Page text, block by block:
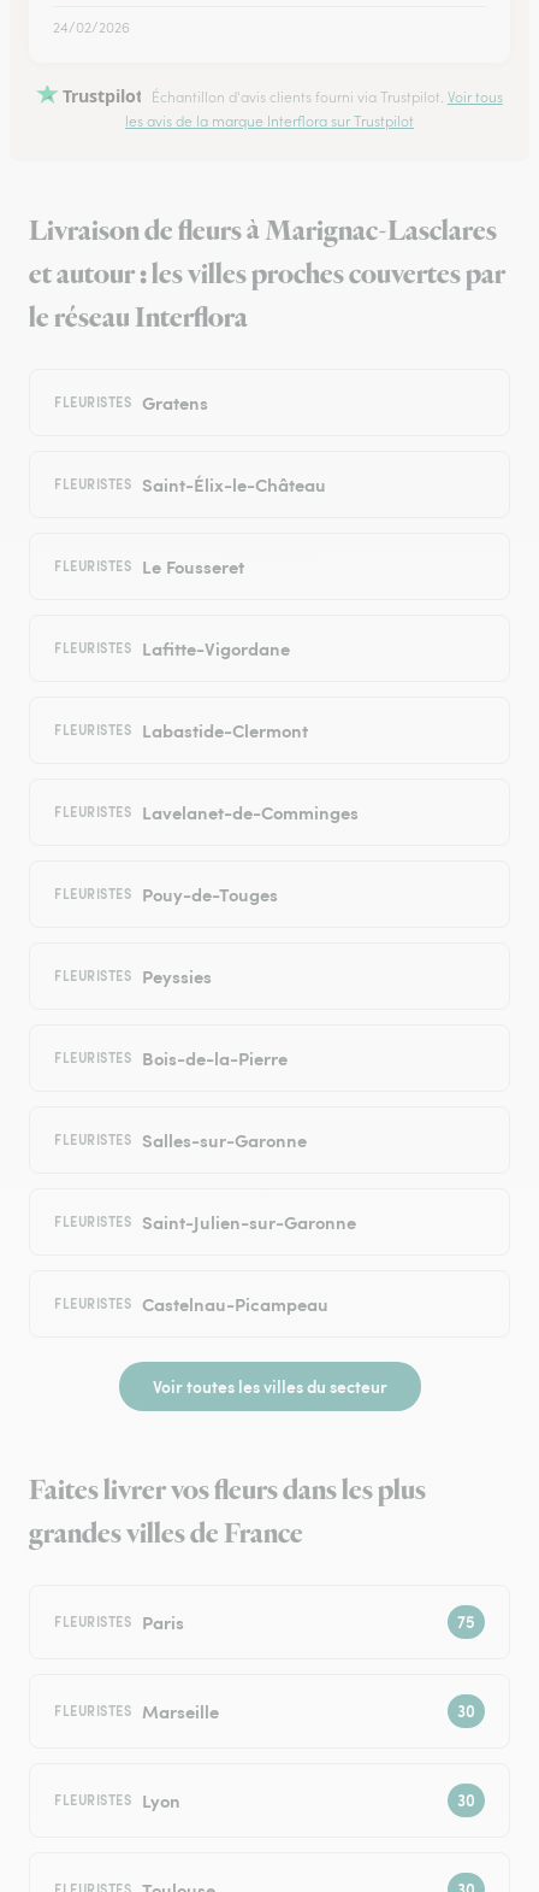
24/02/2026
Trustpilot Échantillon d'avis clients fourni via Trustpilot. Voir tous
les avis de la marque Interflora sur Trustpilot
Livraison de fleurs à Marignac-Lasclares
et autour : les villes proches couvertes par
le réseau Interflora
FLEURISTES Gratens
FLEURISTES Saint-Élix-le-Château
FLEURISTES Le Fousseret
FLEURISTES Lafitte-Vigordane
FLEURISTES Labastide-Clermont
FLEURISTES Lavelanet-de-Comminges
FLEURISTES Pouy-de-Touges
FLEURISTES Peyssies
FLEURISTES Bois-de-la-Pierre
FLEURISTES Salles-sur-Garonne
FLEURISTES Saint-Julien-sur-Garonne
FLEURISTES Castelnau-Picampeau
Voir toutes les villes du secteur
Faites livrer vos fleurs dans les plus
grandes villes de France
FLEURISTES Paris
FLEURISTES Marseille
FLEURISTES Lyon